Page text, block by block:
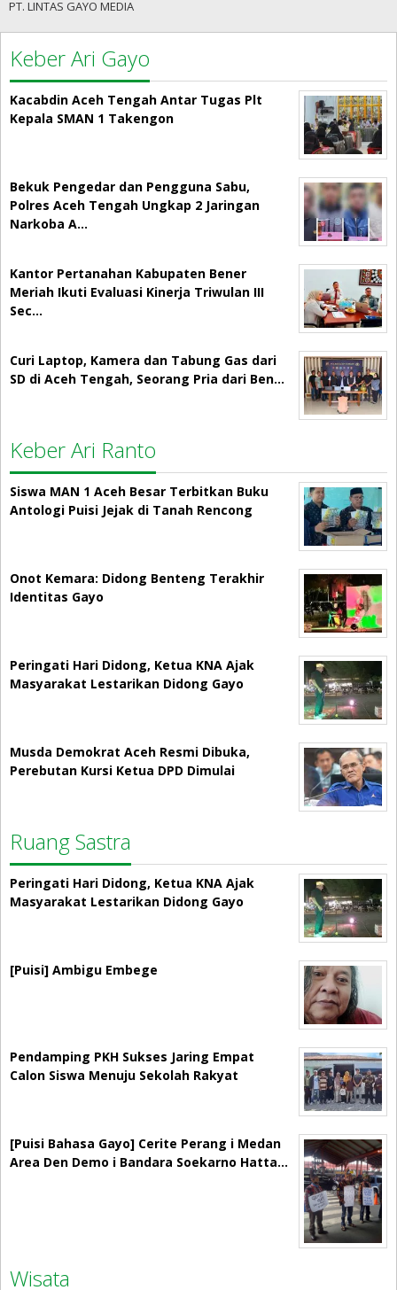
PT. LINTAS GAYO MEDIA
Keber Ari Gayo
Kacabdin Aceh Tengah Antar Tugas Plt
Kepala SMAN 1 Takengon
Bekuk Pengedar dan Pengguna Sabu,
Polres Aceh Tengah Ungkap 2 Jaringan
Narkoba A…
Kantor Pertanahan Kabupaten Bener
Meriah Ikuti Evaluasi Kinerja Triwulan III
Sec…
Curi Laptop, Kamera dan Tabung Gas dari
SD di Aceh Tengah, Seorang Pria dari Ben…
Keber Ari Ranto
Siswa MAN 1 Aceh Besar Terbitkan Buku
Antologi Puisi Jejak di Tanah Rencong
Onot Kemara: Didong Benteng Terakhir
Identitas Gayo
Peringati Hari Didong, Ketua KNA Ajak
Masyarakat Lestarikan Didong Gayo
Musda Demokrat Aceh Resmi Dibuka,
Perebutan Kursi Ketua DPD Dimulai
Ruang Sastra
Peringati Hari Didong, Ketua KNA Ajak
Masyarakat Lestarikan Didong Gayo
[Puisi] Ambigu Embege
Pendamping PKH Sukses Jaring Empat
Calon Siswa Menuju Sekolah Rakyat
[Puisi Bahasa Gayo] Cerite Perang i Medan
Area Den Demo i Bandara Soekarno Hatta…
Wisata